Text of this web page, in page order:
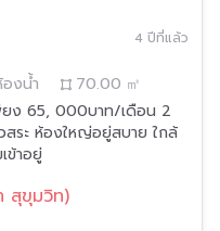
4 ปีที่แล้ว
งน้ำ 70.00 ㎡
พียง 65, 000บาท/เดือน 2
ระ ห้องใหญ่อยู่สบาย ใกล้
ข้าอยู่
สุขุมวิท)